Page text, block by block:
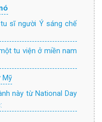
sĩ người Ý sáng chế
tu viện ở miền nam
Mỹ
này từ National Day